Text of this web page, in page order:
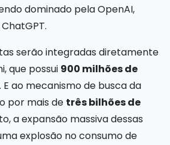
dominado pela OpenAI,
serão integradas diretamente
que possui 900 milhões de
. E ao mecanismo de busca da
por mais de três bilhões de
a expansão massiva dessas
explosão no consumo de